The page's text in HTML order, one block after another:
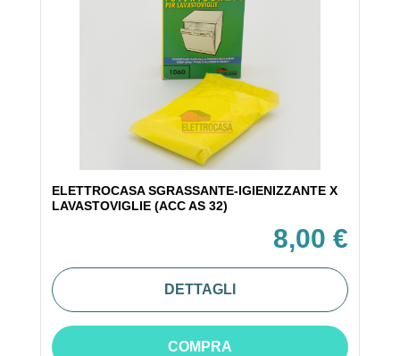
ELETTROCASA SGRASSANTE-IGIENIZZANTE X
LAVASTOVIGLIE (ACC AS 32)
8,00 €
DETTAGLI
COMPRA